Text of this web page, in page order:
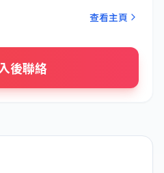
查看主頁
後聯絡